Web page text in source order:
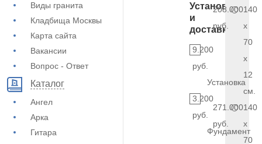
Виды гранита
Кладбища Москвы
Карта сайта
Вакансии
Вопрос - Ответ
Каталог
Ангел
Арка
Гитара
Установка
и
доставка
9.200
руб.
Установка
3.200
руб.
Фундамент
208.000
руб.
140
x
70
x
12
см.
271.000
руб.
140
x
70